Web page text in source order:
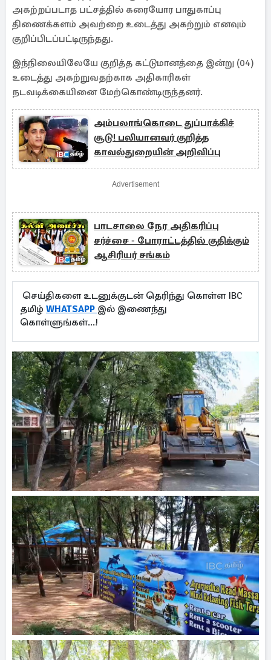
அகற்றப்படாத பட்சத்தில் கரையோர பாதுகாப்பு
திணைக்களம் அவற்றை உடைத்து அகற்றும் எனவும்
குறிப்பிடப்பட்டிருந்தது.
இந்நிலையிலேயே குறித்த கட்டுமானத்தை இன்று (04)
உடைத்து அகற்றுவதற்காக அதிகாரிகள்
நடவடிக்கையினை மேற்கொண்டிருந்தனர்.
அம்பலாங்கொடை துப்பாக்கிச்
சூடு! பலியானவர் குறித்த
காவல்துறையின் அறிவிப்பு
Advertisement
பாடசாலை நேர அதிகரிப்பு
சர்ச்சை - போராட்டத்தில் குதிக்கும்
ஆசிரியர் சங்கம்
செய்திகளை உடனுக்குடன் தெரிந்து கொள்ள IBC
தமிழ் WHATSAPP இல் இணைந்து
கொள்ளுங்கள்...!